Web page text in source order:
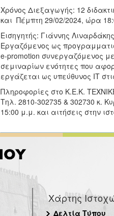
Χρόνος Διεξαγωγής: 12
και Πέμπτη 29/02/2024, ώρα
Εισηγητής: Γιάννης
Εργαζόμενος ως
e-promotion συνεργαζόμενος
σεμιναρίων ενότητες που
εργάζεται ως υπεύθυνος ΙΤ
Πληροφορίες στο Κ.Ε.Κ.
Τηλ. 2810-302735 & 302730 κ.
15:00 μ.μ. και αιτήσεις στην
Χάρτης
Δελτία Τύπου